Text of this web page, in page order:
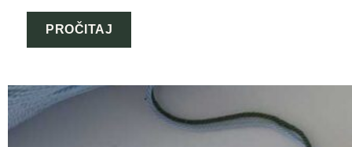
PROČITAJ